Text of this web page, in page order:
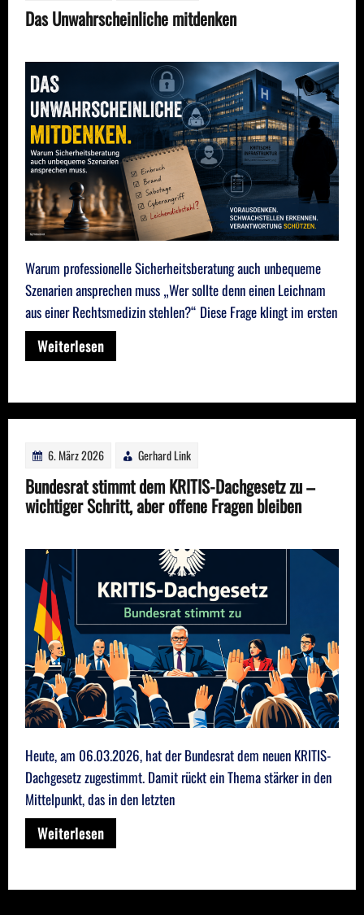
Das Unwahrscheinliche mitdenken
Warum professionelle Sicherheitsberatung auch unbequeme
Szenarien ansprechen muss „Wer sollte denn einen Leichnam
aus einer Rechtsmedizin stehlen?“ Diese Frage klingt im ersten
Weiterlesen
6. März 2026 Gerhard Link
Bundesrat stimmt dem KRITIS-Dachgesetz zu –
wichtiger Schritt, aber offene Fragen bleiben
Heute, am 06.03.2026, hat der Bundesrat dem neuen KRITIS-
Dachgesetz zugestimmt. Damit rückt ein Thema stärker in den
Mittelpunkt, das in den letzten
Weiterlesen